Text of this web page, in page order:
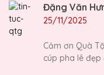
Đặng Văn
25/11/2025
Cảm ơn Quà
cúp pha lê đẹp